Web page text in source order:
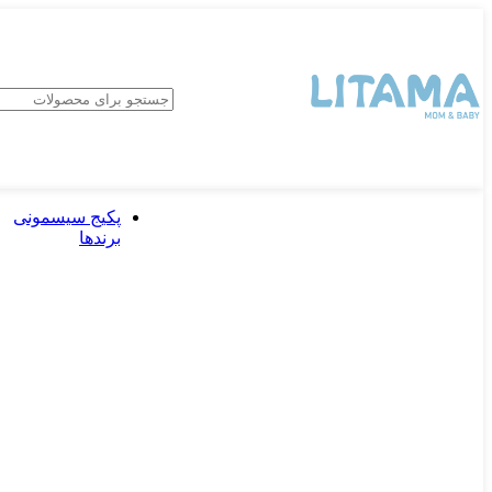
پکیج سیسمونی
برندها